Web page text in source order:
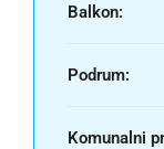
Balkon:
Podrum:
Komunalni